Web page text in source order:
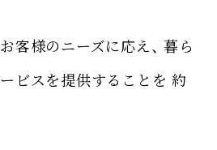
客様のニーズに応え、 暮ら
ビスを提供することを 約